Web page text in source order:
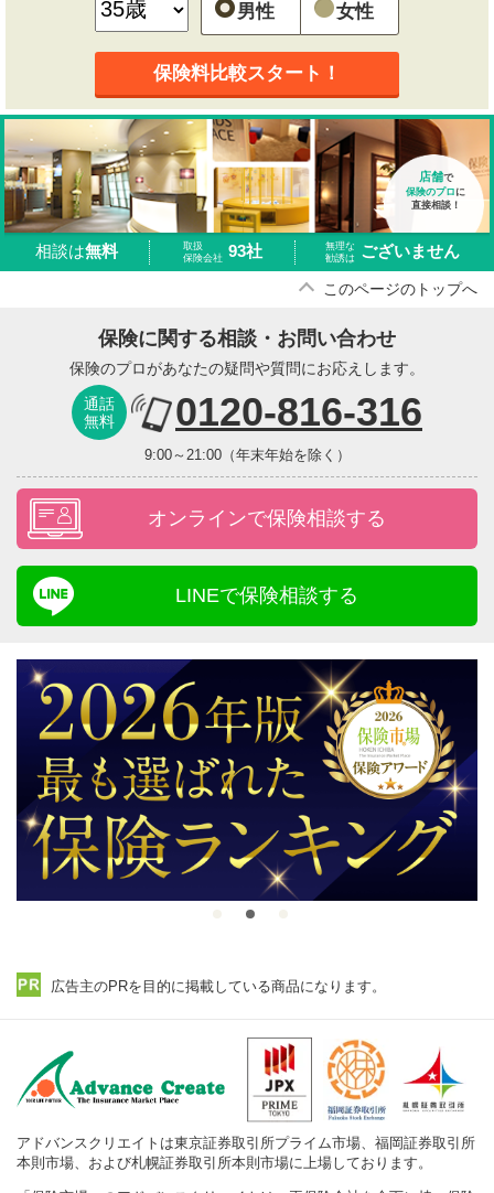
男性 女性
保険料比較スタート！
店舗で
保険のプロ に
直接相談！
相談は無料
取扱
保険会社 93社
無理な
勧誘は
ございません
このページのトップへ
保険に関する相談・お問い合わせ
保険のプロがあなたの疑問や質問にお応えします。
通話
無料
0120-816-316
9:00～21:00（年末年始を除く）
オンラインで保険相談する
LINEで保険相談する
広告主のPRを目的に掲載している商品になります。
アドバンスクリエイトは東京証券取引所プライム市場、福岡証券取引所
本則市場、および札幌証券取引所本則市場に上場しております。